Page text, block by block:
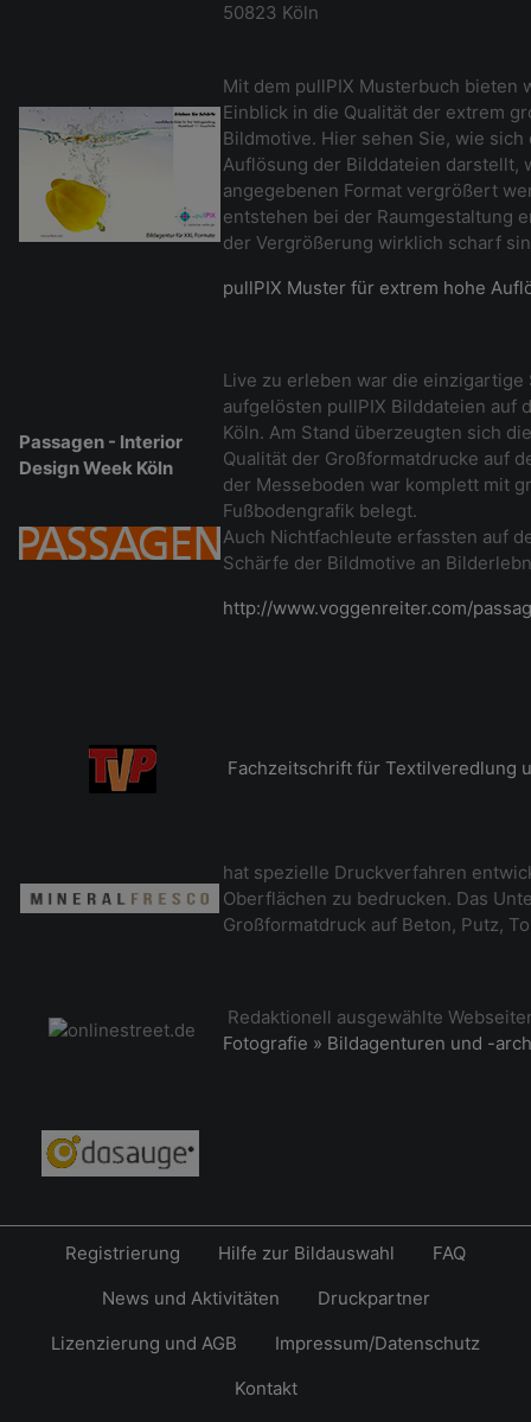
50823 Köln
Mit dem pullPIX Musterbuch bieten
Einblick in die Qualität der extrem
Bildmotive. Hier sehen Sie, wie
Auflösung der Bilddateien darstellt,
angegebenen Format vergrößert
entstehen bei der Raumgestaltung
der Vergrößerung wirklich scharf
pullPIX Muster für extrem hohe
Passagen - Interior
Design Week Köln
Live zu erleben war die
aufgelösten pullPIX Bilddateien auf
Köln. Am Stand überzeugten sich
Qualität der Großformatdrucke auf
der Messeboden war komplett mit
Fußbodengrafik belegt.
Auch Nichtfachleute erfassten auf
Schärfe der Bildmotive an
http://www.voggenreiter.com/
Fachzeitschrift für Textilveredlung
hat spezielle Druckverfahren
Oberflächen zu bedrucken. Das
Großformatdruck auf Beton, Putz,
Redaktionell ausgewählte
Fotografie » Bildagenturen und -
Registrierung Hilfe zur Bildauswahl
FAQ
News und Aktivitäten
Druckpartner
Lizenzierung und AGB
Impressum/Datenschutz
Kontakt